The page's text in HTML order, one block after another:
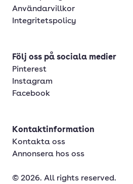
Användarvillkor
Integritetspolicy
Följ oss på sociala medier
Pinterest
Instagram
Facebook
Kontaktinformation
Kontakta oss
Annonsera hos oss
© 2026. All rights reserved.